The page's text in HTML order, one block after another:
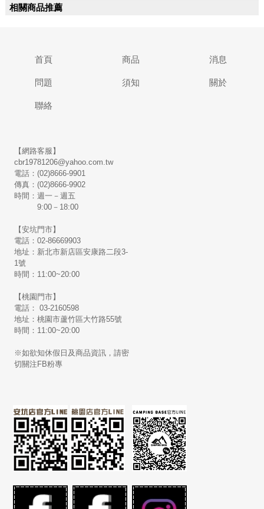
相關商品推薦
首頁 商品 消息
問題 須知 關於
聯絡
【網路客服】
cbr19781206@yahoo.com.tw
電話：(02)8666-9901
傳真：(02)8666-9902
時間：週一－週五
9:00－18:00
【安坑門市】
電話：02-86669903
地址：新北市新店區安康路二段3-
1號
時間：11:00~20:00
【桃園門市】
電話： 03-2160598
地址：桃園市蘆竹區大竹路55號
時間：11:00~20:00
※如欲知休假日及商品資訊，請密
切關注FB粉專